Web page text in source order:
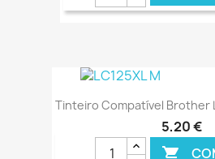
Tinteiro Compatível Brother
5,20 €
